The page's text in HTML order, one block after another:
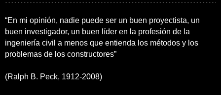
“En mi opinión, nadie puede ser un buen proyectista, un
buen investigador, un buen líder en la profesión de la
ingeniería civil a menos que entienda los métodos y los
problemas de los constructores”
(Ralph B. Peck, 1912-2008)